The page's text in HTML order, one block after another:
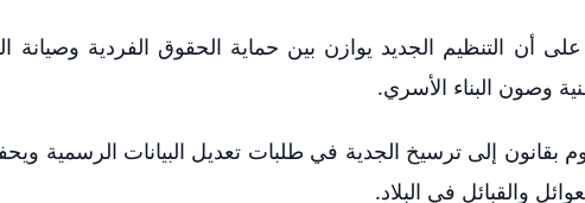
أن التنظيم الجديد يوازن بين حماية الحقوق الفردية وصيانة
وصون البناء الأسري.
بقانون إلى ترسيخ الجدية في طلبات تعديل البيانات الرسمية
والقبائل في البلاد.